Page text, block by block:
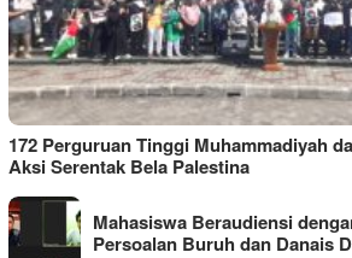
172 Perguruan Tinggi Muhammadiyah
Aksi Serentak Bela Palestina
Mahasiswa Beraudiensi
Persoalan Buruh dan Danais